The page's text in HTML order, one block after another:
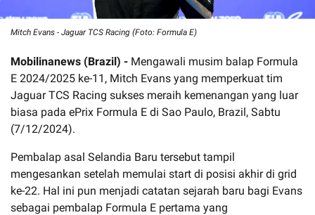
Mitch Evans - Jaguar TCS Racing (Foto: Formula E)
Mobilinanews (Brazil) - Mengawali musim balap Formula
E 2024/2025 ke-11, Mitch Evans yang memperkuat tim
Jaguar TCS Racing sukses meraih kemenangan yang luar
biasa pada ePrix Formula E di Sao Paulo, Brazil, Sabtu
(7/12/2024).
Pembalap asal Selandia Baru tersebut tampil
mengesankan setelah memulai start di posisi akhir di grid
ke-22. Hal ini pun menjadi catatan sejarah baru bagi Evans
sebagai pembalap Formula E pertama yang